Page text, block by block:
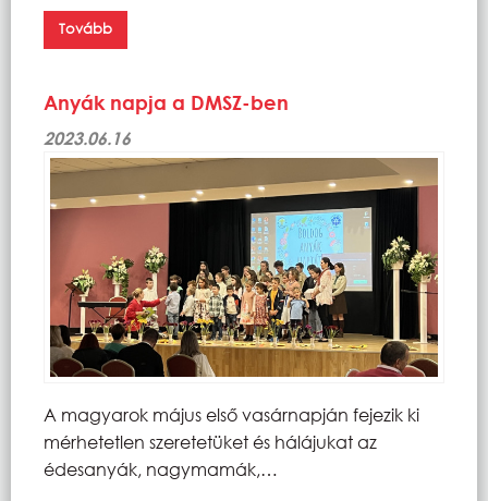
Tovább
Anyák napja a DMSZ-ben
2023.06.16
A magyarok május első vasárnapján fejezik ki
mérhetetlen szeretetüket és hálájukat az
édesanyák, nagymamák,…